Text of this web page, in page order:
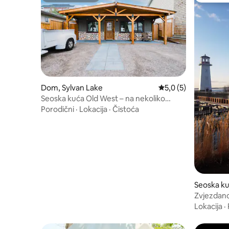
Dom, Sylvan Lake Prosečna ocena
5,0 (5)
Seoska kuća Old West – na nekoliko
koraka od jezera
Porodični · Lokacija · Čistoća
Seoska
Lokacija ·